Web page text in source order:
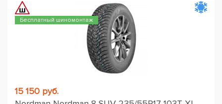
Бесплатный шиномонтаж
15 150 руб.